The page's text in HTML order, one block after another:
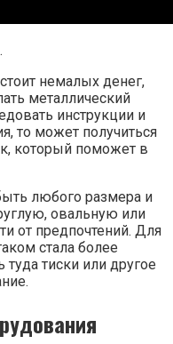
немалых денег,
металлический
инструкции и
то может получиться
который поможет в
любого размера и
овальную или
от предпочтений. Для
стала более
тиски или другое